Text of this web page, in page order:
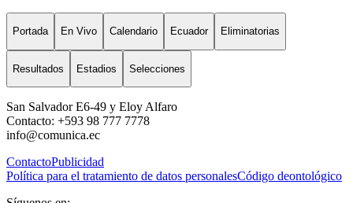
Portada En Vivo Calendario Ecuador Eliminatorias
Resultados Estadios Selecciones
San Salvador E6-49 y Eloy Alfaro
Contacto: +593 98 777 7778
info@comunica.ec
ContactoPublicidad
Política para el tratamiento de datos personalesCódigo deontológico